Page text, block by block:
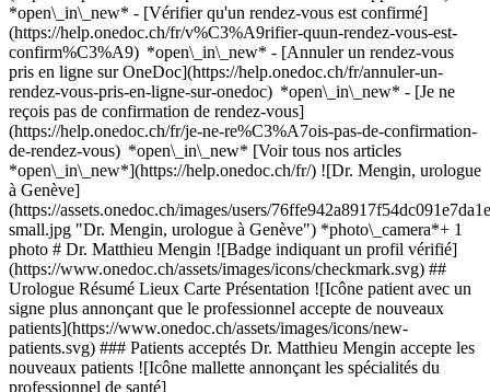
*open\_in\_new* - [Vérifier qu'un rendez-vous est confirmé]
(https://help.onedoc.ch/fr/v%C3%A9rifier-quun-rendez-vous-est-
confirm%C3%A9) *open\_in\_new* - [Annuler un rendez-vous
pris en ligne sur OneDoc](https://help.onedoc.ch/fr/annuler-un-
rendez-vous-pris-en-ligne-sur-onedoc) *open\_in\_new* - [Je ne
reçois pas de confirmation de rendez-vous]
(https://help.onedoc.ch/fr/je-ne-re%C3%A7ois-pas-de-confirmation-
de-rendez-vous) *open\_in\_new* [Voir tous nos articles
*open\_in\_new*](https://help.onedoc.ch/fr/) ![Dr. Mengin, urologue
à Genève]
(https://assets.onedoc.ch/images/users/
small.jpg "Dr. Mengin, urologue à Genève") *photo\_camera*+ 1
photo # Dr. Matthieu Mengin ![Badge indiquant un profil vérifié]
(https://www.onedoc.ch/assets/images/icons/checkmark.svg) ##
Urologue Résumé Lieux Carte Présentation ![Icône patient avec un
signe plus annonçant que le professionnel accepte de nouveaux
patients](https://www.onedoc.ch/assets/images/icons/new-
patients.svg) ### Patients acceptés Dr. Matthieu Mengin accepte les
nouveaux patients ![Icône mallette annonçant les spécialités du
professionnel de santé]